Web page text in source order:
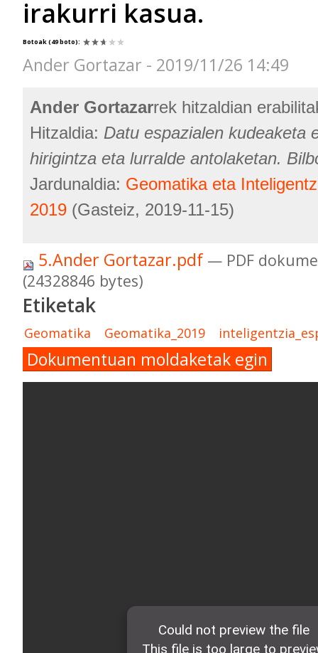
irakurri kasua.
Botoak(49 boto):
Ander Gortazar - 2019/11/26 14:49
Ander Gortazarrek hitzaldian
Hitzaldia: Datu espazialen kudeaketa
hirigintza eta lurralde antolaketan.
Jardunaldia: Geomatika eta
2019 (Gasteiz, 2019-11-15)
5.Ander Gortazar.pdf — PDF
(24328846 bytes)
Etiketak
Geomatika Geomatika_2019
Dokumentuan moldaketak egin